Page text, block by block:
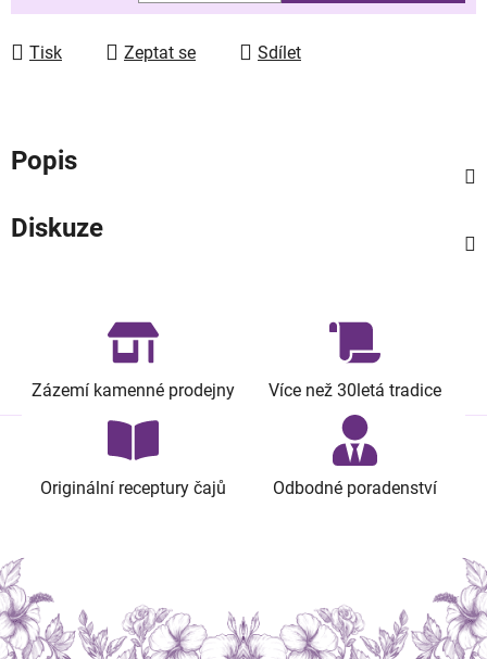
Tisk Zeptat se Sdílet
Popis
Diskuze
Zázemí kamenné prodejny Více než 30letá tradice
Originální receptury čajů Odbodné poradenství